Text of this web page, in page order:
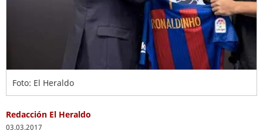
Foto: El Heraldo
Redacción El Heraldo
03.03.2017